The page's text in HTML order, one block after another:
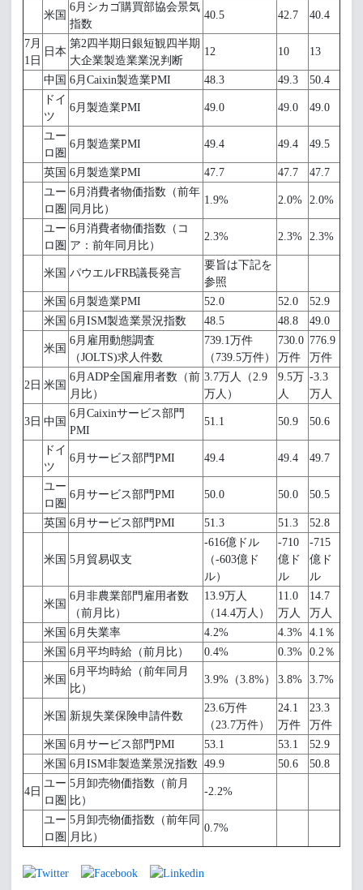
米国
6月シカゴ購買部協会景気
指数
40.5 42.7 40.4
7月
1日
日本
第2四半期日銀短観四半期
大企業製造業業況判断
12 10 13
中国 6月Caixin製造業PMI 48.3 49.3
50.4
ドイ
ツ
6月製造業PMI 49.0 49.0 49.0
ユー
ロ圏
6月製造業PMI 49.4 49.4 49.5
英国 6月製造業PMI 47.7 47.7
47.7
ユー
ロ圏
6月消費者物価指数（前年
同月比）
1.9% 2.0% 2.0%
ユー
ロ圏
6月消費者物価指数（コ
ア：前年同月比）
2.3% 2.3% 2.3%
米国 パウエルFRB議長発言
要旨は下記を
参照
米国 6月製造業PMI 52.0 52.0
52.9
米国 6月ISM製造業景況指数 48.5 48.8 49.0
米国
6月雇用動態調査
（JOLTS)求人件数
739.1万件
（739.5万件）
730.0
万件
776.9
万件
2日 米国
6月ADP全国雇用者数（前
月比）
3.7万人（2.9
万人）
9.5万
人
-3.3
万人
3日 中国
6月Caixinサービス部門
PMI
51.1 50.9 50.6
ドイ
ツ
6月サービス部門PMI 49.4 49.4 49.7
ユー
ロ圏
6月サービス部門PMI 50.0 50.0 50.5
英国 6月サービス部門PMI 51.3 51.3 52.8
米国 5月貿易収支
-616億ドル
（-603億ド
ル）
-710
億ド
ル
-715
億ド
ル
米国
6月非農業部門雇用者数
（前月比）
13.9万人
（14.4万人）
11.0
万人
14.7
万人
米国 6月失業率 4.2% 4.3% 4.1％
米国 6月平均時給（前月比） 0.4% 0.3% 0.2％
米国
6月平均時給（前年同月
比）
3.9%（3.8%） 3.8% 3.7%
米国 新規失業保険申請件数
23.6万件
（23.7万件）
24.1
万件
23.3
万件
米国 6月サービス部門PMI 53.1 53.1
52.9
米国 6月ISM非製造業景況指数 49.9 50.6 50.8
4日
ユー
ロ圏
5月卸売物価指数（前月
比）
-2.2%
ユー
ロ圏
5月卸売物価指数（前年同
月比）
0.7%